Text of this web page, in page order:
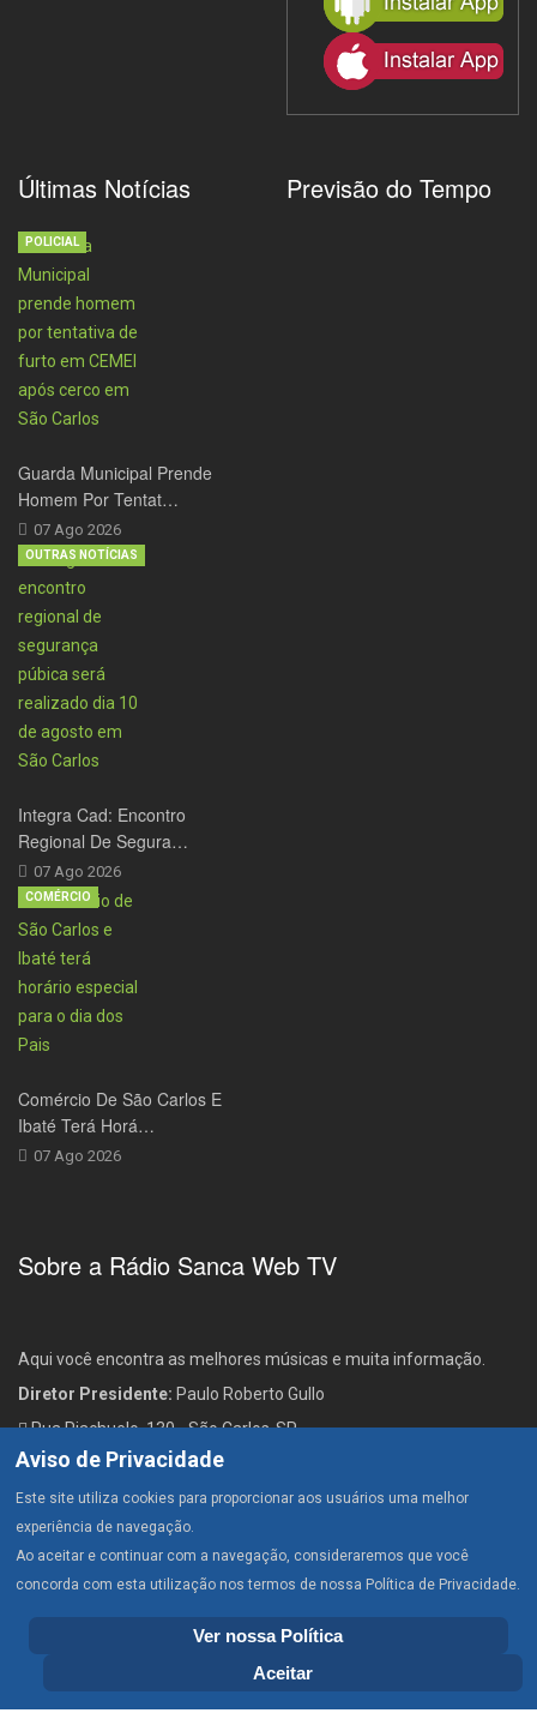
Últimas Notícias
Guarda Municipal Prende
Homem Por Tentat…
07 Ago 2026
POLICIAL
Integra Cad: Encontro
Regional De Segura…
07 Ago 2026
OUTRAS NOTÍCIAS
Comércio De São Carlos E
Ibaté Terá Horá…
07 Ago 2026
COMÉRCIO
Previsão do Tempo
Sobre a Rádio Sanca Web TV
Aqui você encontra as melhores músicas e muita informação.
Diretor Presidente: Paulo Roberto Gullo
Rua Riachuelo, 130 - São Carlos-SP
(16) 3374-1397
radiosanca@gmail.com
Home Baixar Aplicativo Classificados Podcasts Política de Privacidade Publicidade
Contato
Aviso de Privacidade
Este site utiliza cookies para proporcionar aos usuários uma melhor
experiência de navegação.
Ao aceitar e continuar com a navegação, consideraremos que você
concorda com esta utilização nos termos de nossa Política de Privacidade.
Ver nossa Política
Aceitar